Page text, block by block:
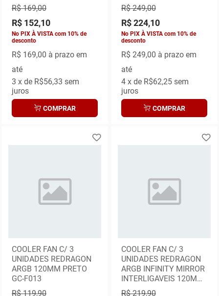
CELULAR - PRETO E
VERMELHO
R$ 169,00
R$ 152,10
No PIX À VISTA com 10% de
desconto
R$ 169,00 à prazo em
até
3 x de R$56,33 sem
juros
COMPRAR
R$ 249,00
R$ 224,10
No PIX À VISTA com 10% de
desconto
R$ 249,00 à prazo em
até
4x de R$62,25sem
juros
COMPRAR
COOLER FAN C/ 3
UNIDADES REDRAGON
ARGB 120MM PRETO
GC-F013
R$ 119,90
COOLER FAN C/ 3
UNIDADES REDRAGON
ARGB INFINITY MIRROR
INTERLIGAVEIS 120MM
PRETO GC-F012
R$ 219,90